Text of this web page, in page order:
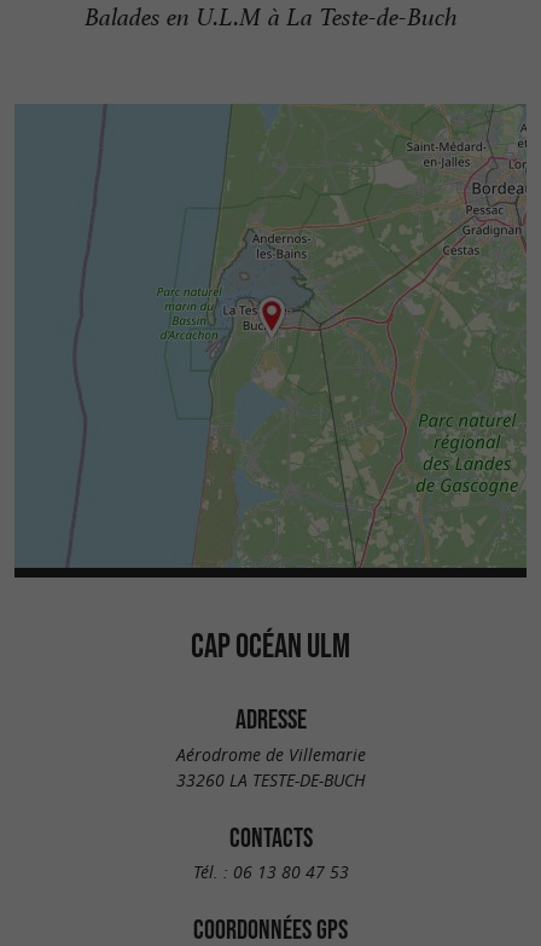
Balades en U.L.M à La Teste-de-Buch
CAP OCÉAN ULM
ADRESSE
Aérodrome de Villemarie
33260 LA TESTE-DE-BUCH
CONTACTS
Tél. : 06 13 80 47 53
COORDONNÉES GPS